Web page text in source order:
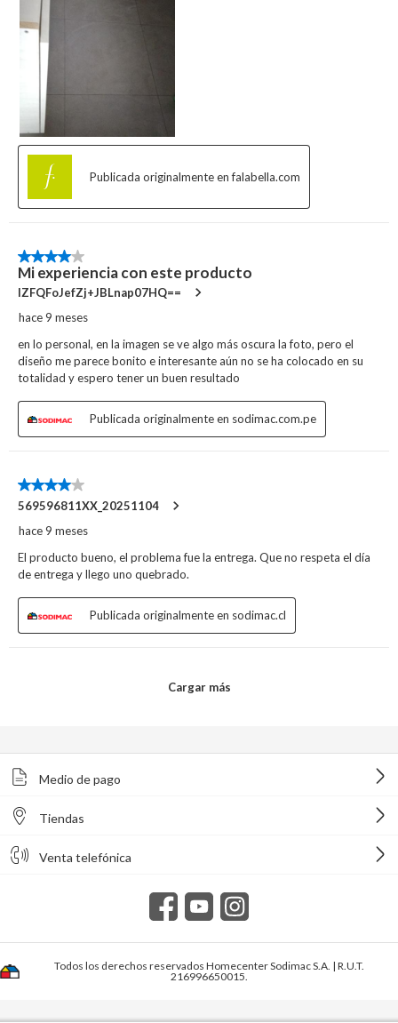
Medio de pago
Tiendas
Venta telefónica
Todos los derechos reservados Homecenter Sodimac S.A. | R.U.T.
216996650015.